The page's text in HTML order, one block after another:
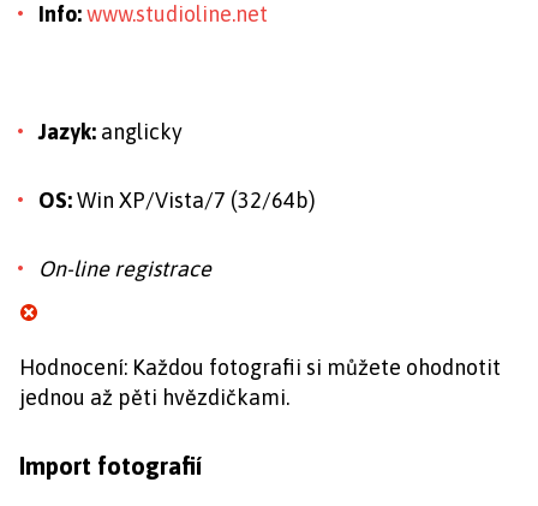
Info:www.studioline.net
Jazyk: anglicky
OS:Win XP/Vista/7 (32/64b)
On-line registrace
Hodnocení: Každou fotografii si můžete ohodnotit
jednou až pěti hvězdičkami.
Import fotografií